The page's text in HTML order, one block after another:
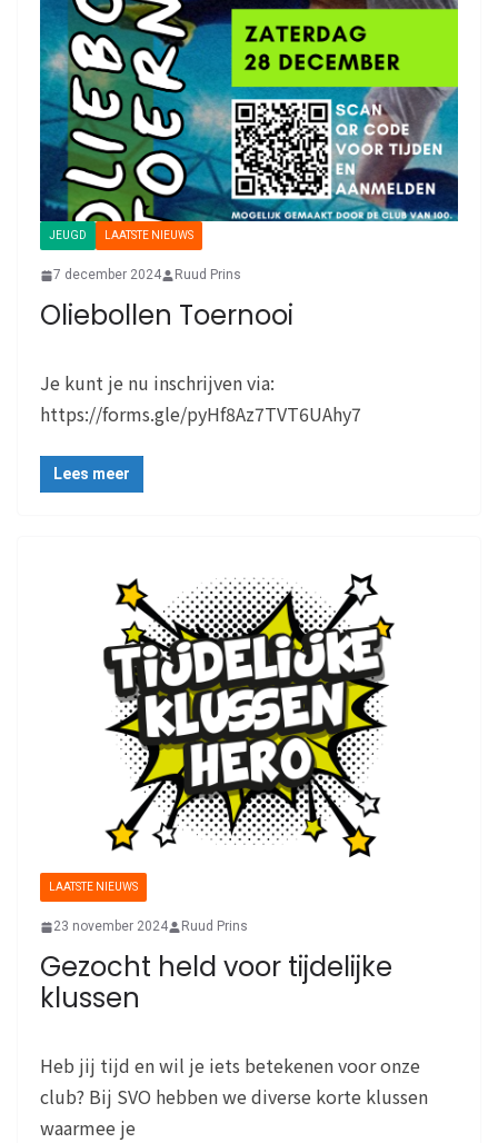
JEUGD LAATSTE NIEUWS
7 december 2024 Ruud Prins
Oliebollen Toernooi
Je kunt je nu inschrijven via:
https://forms.gle/pyHf8Az7TVT6UAhy7
Lees meer
LAATSTE NIEUWS
23 november 2024 Ruud Prins
Gezocht held voor tijdelijke
klussen
Heb jij tijd en wil je iets betekenen voor onze
club? Bij SVO hebben we diverse korte klussen
waarmee je